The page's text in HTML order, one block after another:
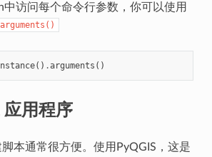
访问每个命令行参数，你可以使用
() .arguments ()
用程序
本通常很方便。使用PyQGIS，这是